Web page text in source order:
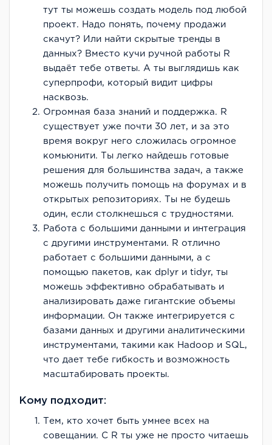
тут ты можешь создать модель под любой
проект. Надо понять, почему продажи
скачут? Или найти скрытые тренды в
данных? Вместо кучи ручной работы R
выдаёт тебе ответы. А ты выглядишь как
суперпрофи, который видит цифры
насквозь.
Огромная база знаний и поддержка. R
существует уже почти 30 лет, и за это
время вокруг него сложилась огромное
комьюнити. Ты легко найдешь готовые
решения для большинства задач, а также
можешь получить помощь на форумах и в
открытых репозиториях. Ты не будешь
один, если столкнешься с трудностями.
Работа с большими данными и интеграция
с другими инструментами. R отлично
работает с большими данными, а с
помощью пакетов, как dplyr и tidyr, ты
можешь эффективно обрабатывать и
анализировать даже гигантские объемы
информации. Он также интегрируется с
базами данных и другими аналитическими
инструментами, такими как Hadoop и SQL,
что дает тебе гибкость и возможность
масштабировать проекты.
Кому подходит:
Тем, кто хочет быть умнее всех на
совещании. С R ты уже не просто читаешь